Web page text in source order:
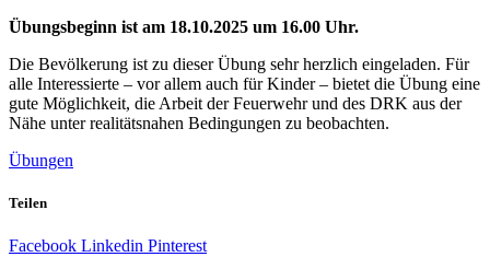
Übungsbeginn ist am 18.10.2025 um 16.00 Uhr.
Die Bevölkerung ist zu dieser Übung sehr herzlich eingeladen. Für
alle Interessierte – vor allem auch für Kinder – bietet die Übung eine
gute Möglichkeit, die Arbeit der Feuerwehr und des DRK aus der
Nähe unter realitätsnahen Bedingungen zu beobachten.
Übungen
Teilen
Facebook Linkedin Pinterest